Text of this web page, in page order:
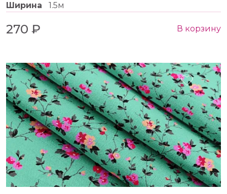
Ширина 1.5м
270 ₽ В корзину